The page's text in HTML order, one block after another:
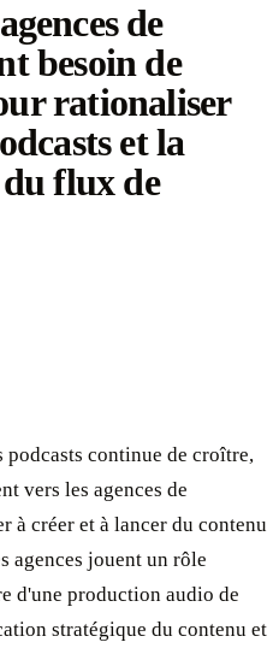
de
besoin de
rationaliser
et la
flux de
continue de croître,
vers les agences de
à créer et à lancer du contenu
agences jouent un rôle
d'une production audio de
stratégique du contenu et